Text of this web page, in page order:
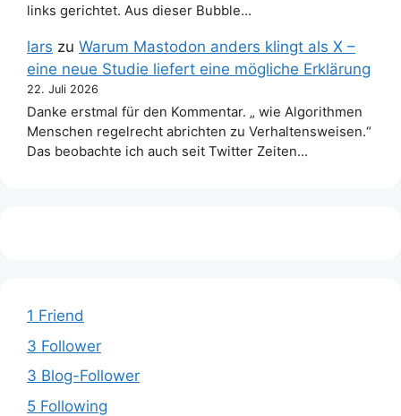
links gerichtet. Aus dieser Bubble…
lars zu Warum Mastodon anders klingt als X –
eine neue Studie liefert eine mögliche Erklärung
22. Juli 2026
Danke erstmal für den Kommentar. „ wie Algorithmen
Menschen regelrecht abrichten zu Verhaltensweisen.“
Das beobachte ich auch seit Twitter Zeiten…
1 Friend
3 Follower
3 Blog-Follower
5 Following